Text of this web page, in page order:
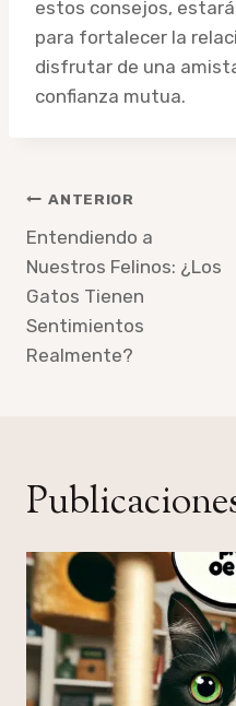
estos consejos,
para fortalecer la
disfrutar de una
confianza mutua.
Navegación
de
entradas
ANTERIOR
Entendiendo a
Nuestros Felinos: ¿Los
Gatos Tienen
Sentimientos
Realmente?